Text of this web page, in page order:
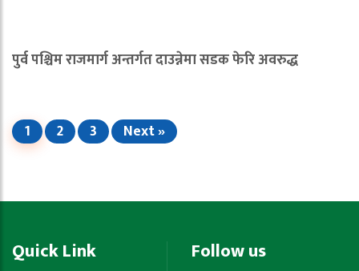
पुर्व पश्चिम राजमार्ग अन्तर्गत दाउन्नेमा सडक फेरि अवरुद्ध
1 2 3 Next »
Quick Link Follow us